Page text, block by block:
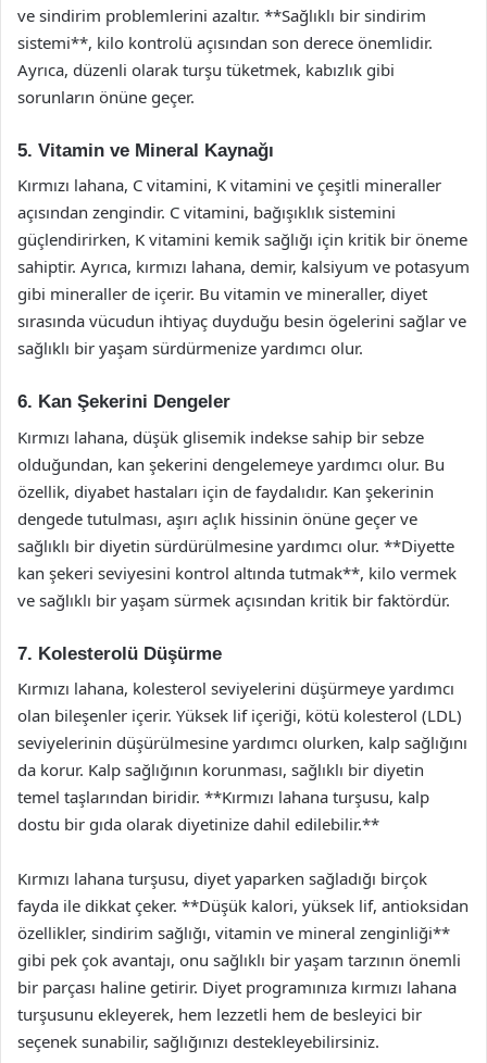
ve sindirim problemlerini azaltır. **Sağlıklı bir sindirim
sistemi**, kilo kontrolü açısından son derece önemlidir.
Ayrıca, düzenli olarak turşu tüketmek, kabızlık gibi
sorunların önüne geçer.
5. Vitamin ve Mineral Kaynağı
Kırmızı lahana, C vitamini, K vitamini ve çeşitli mineraller
açısından zengindir. C vitamini, bağışıklık sistemini
güçlendirirken, K vitamini kemik sağlığı için kritik bir öneme
sahiptir. Ayrıca, kırmızı lahana, demir, kalsiyum ve potasyum
gibi mineraller de içerir. Bu vitamin ve mineraller, diyet
sırasında vücudun ihtiyaç duyduğu besin ögelerini sağlar ve
sağlıklı bir yaşam sürdürmenize yardımcı olur.
6. Kan Şekerini Dengeler
Kırmızı lahana, düşük glisemik indekse sahip bir sebze
olduğundan, kan şekerini dengelemeye yardımcı olur. Bu
özellik, diyabet hastaları için de faydalıdır. Kan şekerinin
dengede tutulması, aşırı açlık hissinin önüne geçer ve
sağlıklı bir diyetin sürdürülmesine yardımcı olur. **Diyette
kan şekeri seviyesini kontrol altında tutmak**, kilo vermek
ve sağlıklı bir yaşam sürmek açısından kritik bir faktördür.
7. Kolesterolü Düşürme
Kırmızı lahana, kolesterol seviyelerini düşürmeye yardımcı
olan bileşenler içerir. Yüksek lif içeriği, kötü kolesterol (LDL)
seviyelerinin düşürülmesine yardımcı olurken, kalp sağlığını
da korur. Kalp sağlığının korunması, sağlıklı bir diyetin
temel taşlarından biridir. **Kırmızı lahana turşusu, kalp
dostu bir gıda olarak diyetinize dahil edilebilir.**
Kırmızı lahana turşusu, diyet yaparken sağladığı birçok
fayda ile dikkat çeker. **Düşük kalori, yüksek lif, antioksidan
özellikler, sindirim sağlığı, vitamin ve mineral zenginliği**
gibi pek çok avantajı, onu sağlıklı bir yaşam tarzının önemli
bir parçası haline getirir. Diyet programınıza kırmızı lahana
turşusunu ekleyerek, hem lezzetli hem de besleyici bir
seçenek sunabilir, sağlığınızı destekleyebilirsiniz.